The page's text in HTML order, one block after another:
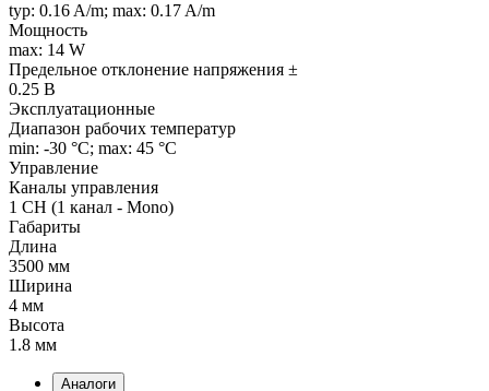
typ: 0.16 A/m; max: 0.17 A/m
Мощность
max: 14 W
Предельное отклонение напряжения ±
0.25 В
Эксплуатационные
Диапазон рабочих температур
min: -30 °C; max: 45 °C
Управление
Каналы управления
1 CH (1 канал - Mono)
Габариты
Длина
3500 мм
Ширина
4 мм
Высота
1.8 мм
Аналоги